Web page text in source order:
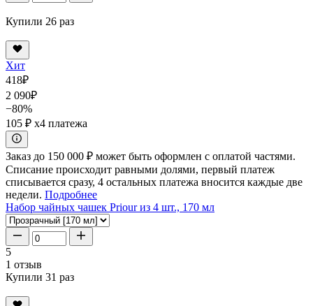
Купили 26 раз
Хит
418₽
2 090₽
−80%
105 ₽ x4 платежа
Заказ до 150 000 ₽ может быть оформлен с оплатой частями.
Списание происходит равными долями, первый платеж
списывается сразу, 4 остальных платежа вносится каждые две
недели. Подробнее
Набор чайных чашек Priour из 4 шт., 170 мл
5
1 отзыв
Купили 31 раз